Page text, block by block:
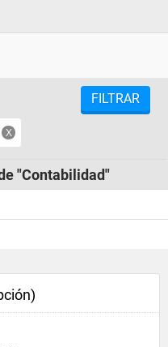
FILTRAR
"Contabilidad"